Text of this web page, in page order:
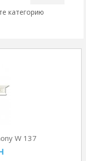
категорию
W 137